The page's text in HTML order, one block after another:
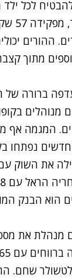
לכל ילד
ההורים
57 שקל נוספים
מנוהלים
את השוק עם
את
באלטשולר שחם.